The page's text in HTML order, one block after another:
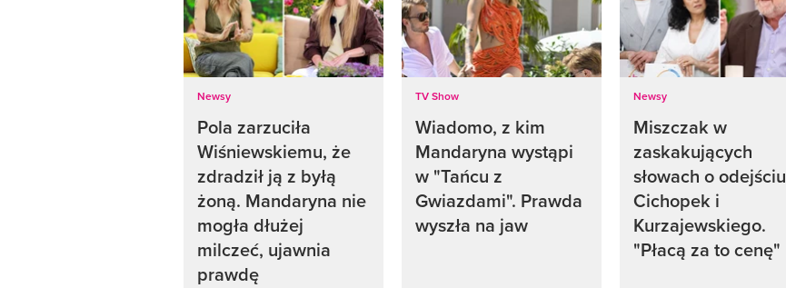
Newsy
Pola zarzuciła
Wiśniewskiemu, że
zdradził ją z byłą
żoną. Mandaryna nie
mogła dłużej
milczeć, ujawnia
prawdę
TV Show
Wiadomo, z kim
Mandaryna wystąpi
w "Tańcu z
Gwiazdami". Prawda
wyszła na jaw
Newsy
Miszczak w
zaskakujących
słowach o odejściu
Cichopek i
Kurzajewskiego.
"Płacą za to cenę"